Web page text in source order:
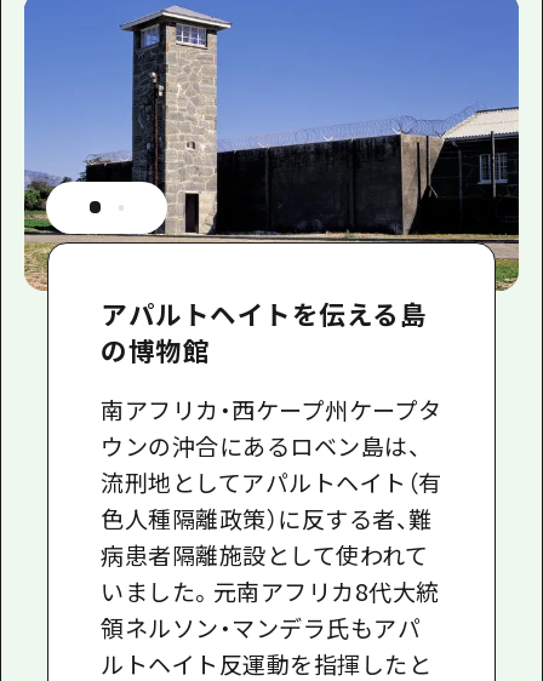
アパルトヘイトを伝える島
の博物館
南アフリカ・西ケープ州ケープタ
ウンの沖合にあるロベン島は、
流刑地としてアパルトヘイト（有
色人種隔離政策）に反する者、難
病患者隔離施設として使われて
いました。元南アフリカ8代大統
領ネルソン・マンデラ氏もアパ
ルトヘイト反運動を指揮したと